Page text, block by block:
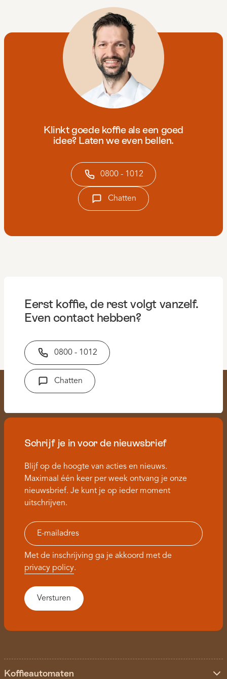
Klinkt goede koffie als een goed
idee? Laten we even bellen.
0800 - 1012
Chatten
Eerst koffie, de rest volgt vanzelf.
Even contact hebben?
0800 - 1012
Chatten
Schrijf je in voor de nieuwsbrief
Blijf op de hoogte van acties en nieuws.
Maximaal één keer per week ontvang je onze
nieuwsbrief. Je kunt je op ieder moment
uitschrijven.
Met de inschrijving ga je akkoord met de
privacy policy.
Koffieautomaten